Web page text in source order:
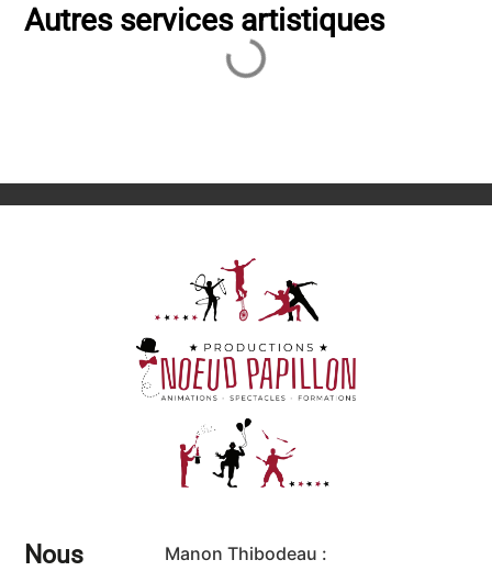
Autres services artistiques
Nous
Manon Thibodeau :